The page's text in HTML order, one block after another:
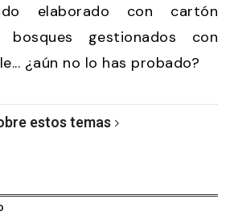
elaborado con cartón
bosques gestionados con
¿aún no lo has probado?
estos temas